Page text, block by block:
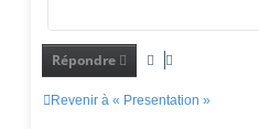
Répondre
Revenir à « Presentation »